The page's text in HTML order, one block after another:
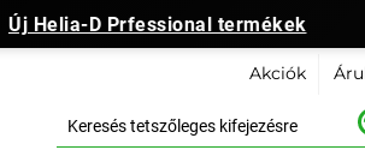
Új Helia-D Prfessional termékek
Akciók